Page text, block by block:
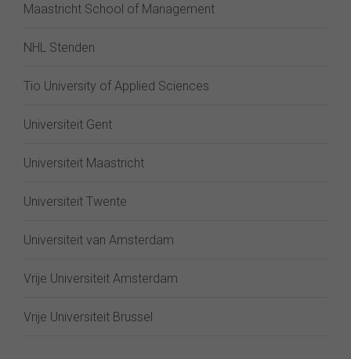
Maastricht School of Management
NHL Stenden
Tio University of Applied Sciences
Universiteit Gent
Universiteit Maastricht
Universiteit Twente
Universiteit van Amsterdam
Vrije Universiteit Amsterdam
Vrije Universiteit Brussel